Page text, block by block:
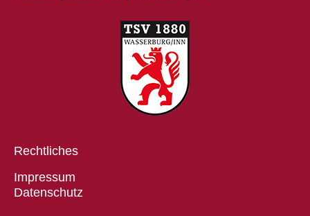
Rechtliches
Impressum
Datenschutz